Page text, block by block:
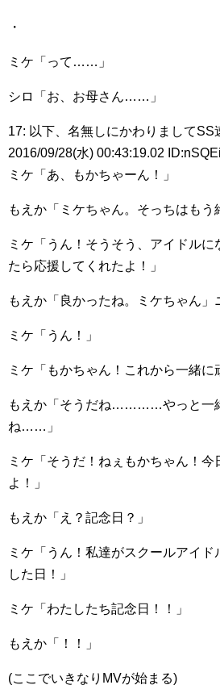
・
ミケ「って……」
シロ「お、お母さん……」
17: 以下、名無しにかわりましてSS
2016/09/28(水) 00:43:19.02
ミケ「あ、もかちゃーん！」
もえか「ミケちゃん。そっちはもう
ミケ「うん！そうそう、アイドルに
たら応援してくれたよ！」
もえか「良かったね。ミケちゃん」
ミケ「うん！」
ミケ「もかちゃん！これから一緒に
もえか「そうだね…………やっと一
ね……」
ミケ「そうだ！ねぇもかちゃん！今
よ！」
もえか「え？記念日？」
ミケ「うん！私達がスクールアイド
した日！」
ミケ「わたしたち記念日！！」
もえか「！！」
(ここでいきなりMVが始まる)